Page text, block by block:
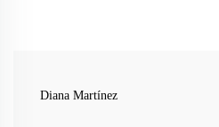
Diana Martínez